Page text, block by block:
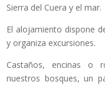
Sierra del Cuera y el mar.
El alojamiento dispone
y organiza excursiones.
Castaños, encinas o
nuestros bosques, un